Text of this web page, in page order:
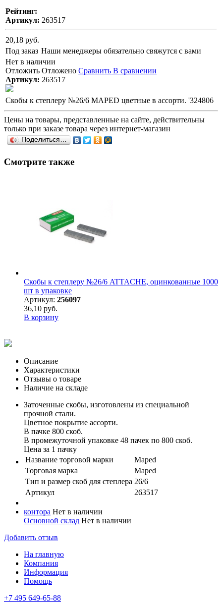
Рейтинг:
Артикул: 263517
20,18 руб.
Под заказ Наши менеджеры обязательно свяжутся с вами
Нет в наличии
Отложить Отложено Сравнить В сравнении
Артикул: 263517
Скобы к степлеру №26/6 MAPED цветные в ассорти. '324806
Цены на товары, представленные на сайте, действительны
только при заказе товара через интернет-магазин
Поделиться…
Смотрите также
Скобы к степлеру №26/6 ATTACHE, оцинкованные 1000
шт в упаковке
Артикул: 256097
36,10 руб.
В корзину
Описание
Характеристики
Отзывы о товаре
Наличие на складе
Заточенные скобы, изготовлены из специальной
прочной стали.
Цветное покрытие ассорти.
В пачке 800 скоб.
В промежуточной упаковке 48 пачек по 800 скоб.
Цена за 1 пачку
Название торговой марки
Maped
Торговая марка
Maped
Тип и размер скоб для степлера 26/6
Артикул
263517
контора Нет в наличии
Основной склад Нет в наличии
Добавить отзыв
На главную
Компания
Информация
Помощь
+7 495 649-65-88